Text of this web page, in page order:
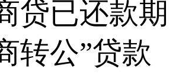
贷已还款期
转公”贷款